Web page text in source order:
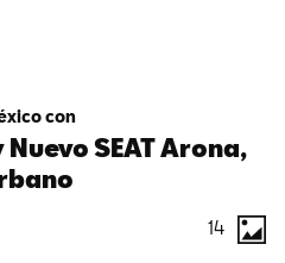
con
Nuevo SEAT Arona,
14